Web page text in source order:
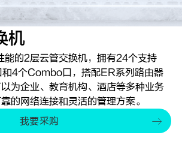
机
能的2层云管交换机，拥有24个支持
和4个Combo口，搭配ER系列路由器
为企业、教育机构、酒店等多种业务
的网络连接和灵活的管理方案。
我要采购